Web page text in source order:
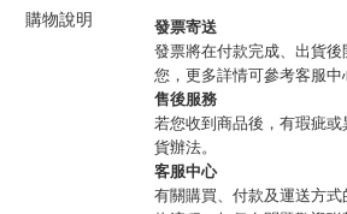
購物說明
發票寄送
發票將在付款完成、出貨
您，更多詳情可參考客服中
售後服務
若您收到商品後，有瑕疵
貨辦法。
客服中心
有關購買、付款及運送方